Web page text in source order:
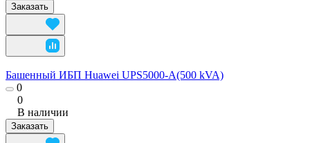
Заказать
Башенный ИБП Huawei UPS5000-A(500 kVA)
0
0
В наличии
Заказать